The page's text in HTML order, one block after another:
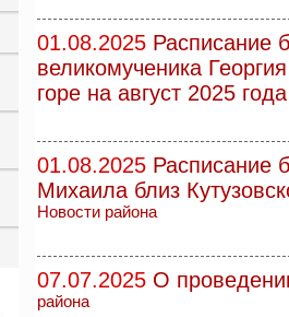
01.08.2025 Расписание
великомученика
горе на август 2025
01.08.2025 Расписание
Михаила близ
Новости района
07.07.2025 О
района